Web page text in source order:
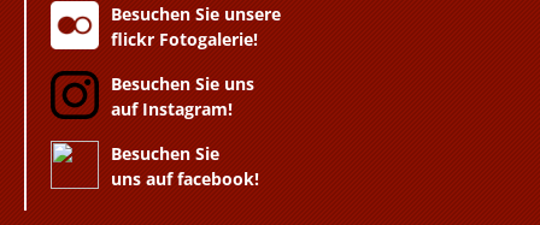
Besuchen Sie unsere
flickr Fotogalerie!
Besuchen Sie uns
auf Instagram!
Besuchen Sie
uns auf facebook!